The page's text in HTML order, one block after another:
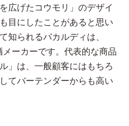
広げたコウモリ」のデザイ
目にしたことがあると思い
知られるバカルディは、
ーカーです。代表的な商品
」は、一般顧客にはもちろ
てバーテンダーからも高い